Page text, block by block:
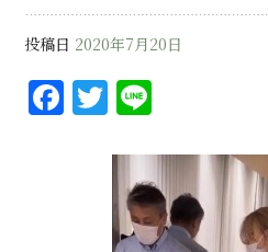
投稿日 2020年7月20日
F
a
T
w
it
te
r
e